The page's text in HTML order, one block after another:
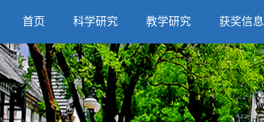
首页 科学研究 教学研究 获奖信息